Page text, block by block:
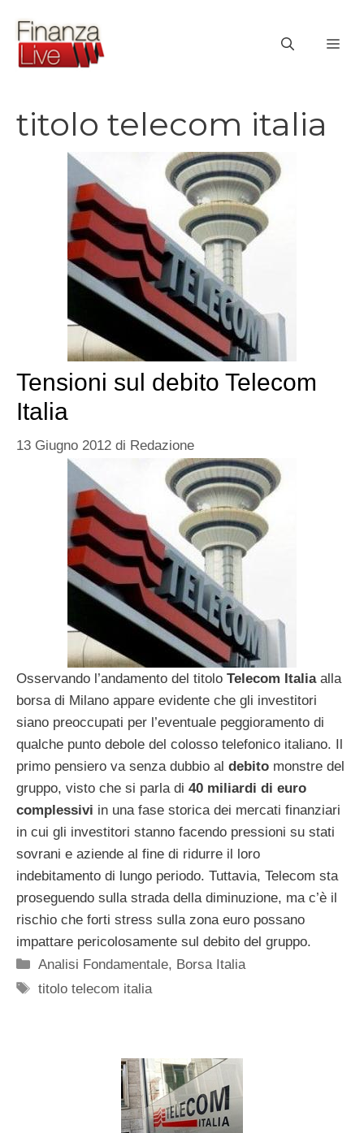
contenuto
titolo telecom italia
Tensioni sul debito Telecom
Italia
13 Giugno 2012 di Redazione
Osservando l’andamento del titolo Telecom Italiaalla
borsa di Milano appare evidente che gli investitori
siano preoccupati per l’eventuale peggioramento di
qualche punto debole del colosso telefonico italiano. Il
primo pensiero va senza dubbio al debito monstre del
gruppo, visto che si parla di 40 miliardi di euro
complessivi in una fase storica dei mercati finanziari
in cui gli investitori stanno facendo pressioni su stati
sovrani e aziende al fine di ridurre il loro
indebitamento di lungo periodo. Tuttavia, Telecom sta
proseguendo sulla strada della diminuzione, ma c’è il
rischio che forti stress sulla zona euro possano
impattare pericolosamente sul debito del gruppo.
Categorie
Analisi Fondamentale, Borsa Italia
Tag
titolo telecom italia